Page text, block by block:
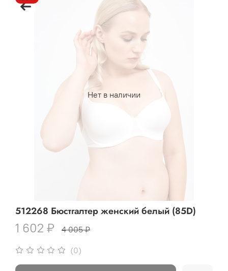
Нет в наличии
(0)
512268 Бюстгалтер женский белый (85D)
1 602 ₽ 4 005 ₽